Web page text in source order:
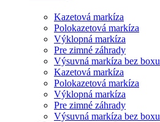
Kazetová markíza
Polokazetová markíza
Výklopná markíza
Pre zimné záhrady
Výsuvná markíza bez boxu
Kazetová markíza
Polokazetová markíza
Výklopná markíza
Pre zimné záhrady
Výsuvná markíza bez boxu